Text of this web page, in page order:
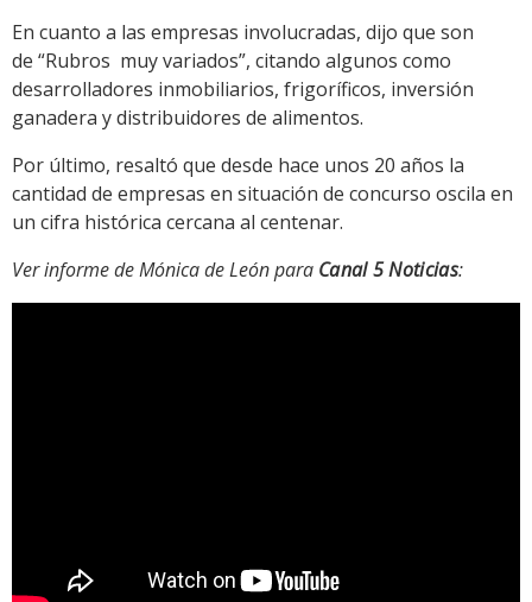
En cuanto a las empresas involucradas, dijo que son
de “Rubros muy variados”, citando algunos como
desarrolladores inmobiliarios, frigoríficos, inversión
ganadera y distribuidores de alimentos.
Por último, resaltó que desde hace unos 20 años la
cantidad de empresas en situación de concurso oscila en
un cifra histórica cercana al centenar.
Ver informe de Mónica de León para Canal 5 Noticias: